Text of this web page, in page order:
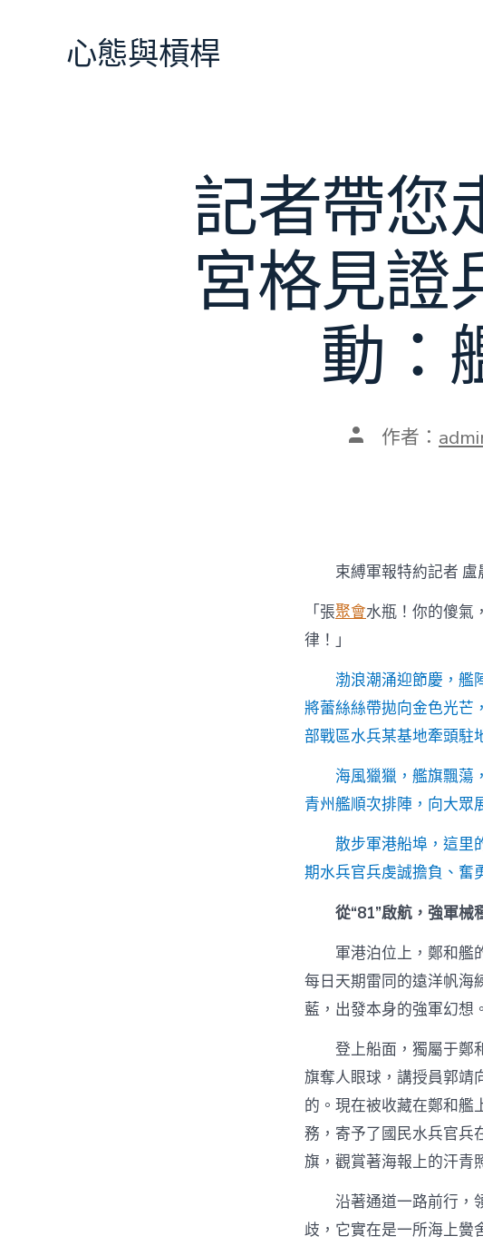
心態與槓桿
記者帶您
宮格見證
動：
文 作者：
束縛軍報特約記者
「張聚會水瓶！你的傻氣
律！」
渤浪潮涌迎節慶，艦
將蕾絲絲帶拋向金色光芒
部戰區水兵某基地牽頭駐
海風獵獵，艦旗飄蕩
青州艦順次排陣，向大眾
散步軍港船埠，這里
期水兵官兵虔誠擔負、奮
從“81”啟航，強軍械
軍港泊位上，鄭和艦
每日天期雷同的遠洋帆海
藍，出發本身的強軍幻想
登上船面，獨屬于鄭
旗奪人眼球，講授員郭靖
的。現在被收藏在鄭和艦
務，寄予了國民水兵官兵
旗，觀賞著海報上的汗青
沿著通道一路前行，
歧，它實在是一所海上黌